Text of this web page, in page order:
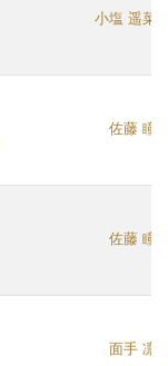
小塩 遥菜
佐藤 瞳
佐藤 瞳
面手 凛